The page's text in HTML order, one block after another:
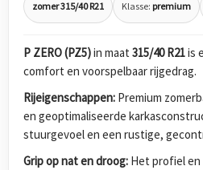
zomer 315/40 R21 Klasse: premium
P ZERO (PZ5)in maat 315/40 R21is
comfort en voorspelbaar rijgedrag.
Rijeigenschappen: Premium
en geoptimaliseerde
stuurgevoel en een rustige,
Grip op nat en droog: Het profiel